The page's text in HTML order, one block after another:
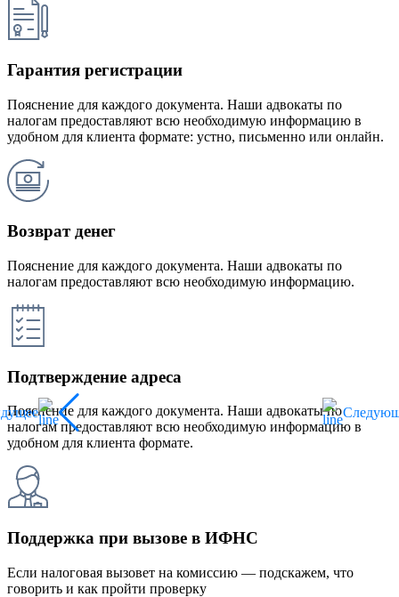
Гарантия регистрации
Пояснение для каждого документа. Наши адвокаты по
налогам предоставляют всю необходимую информацию в
удобном для клиента формате: устно, письменно или онлайн.
Возврат денег
Пояснение для каждого документа. Наши адвокаты по
налогам предоставляют всю необходимую информацию.
Подтверждение адреса
Пояснение для каждого документа. Наши адвокаты по
налогам предоставляют всю необходимую информацию в
удобном для клиента формате.
Поддержка при вызове в ИФНС
Если налоговая вызовет на комиссию — подскажем, что
говорить и как пройти проверку